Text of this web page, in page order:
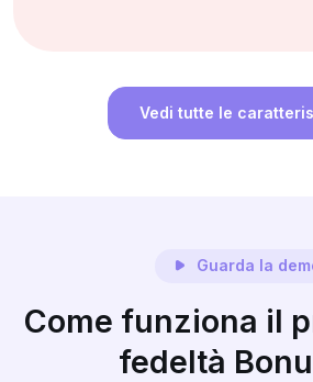
Vedi tutte le
Guarda la
Come funziona il
fedeltà